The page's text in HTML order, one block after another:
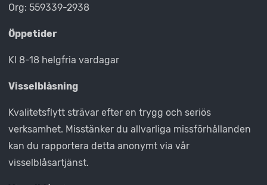
Org: 559339-2938
Öppetider
Kl 8-18 helgfria vardagar
Visselblåsning
Kvalitetsflytt strävar efter en trygg och seriös
verksamhet. Misstänker du allvarliga missförhållanden
kan du rapportera detta anonymt via vår
visselblåsartjänst.